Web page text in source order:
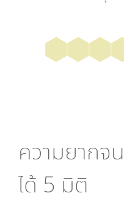
ความยากจ
ได้ 5 มิติ